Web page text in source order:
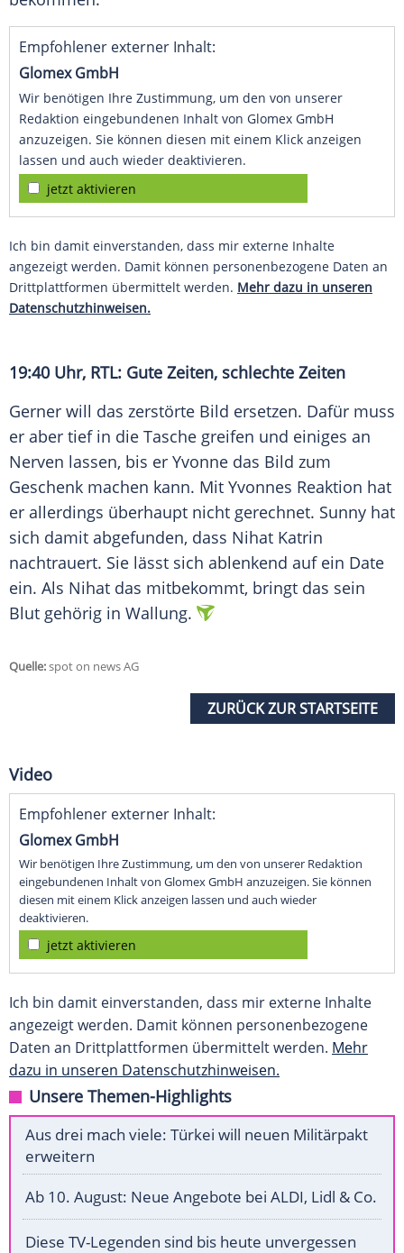
Empfohlener externer Inhalt:
Glomex GmbH
Wir benötigen Ihre Zustimmung, um den von unserer
Redaktion eingebundenen Inhalt von Glomex GmbH
anzuzeigen. Sie können diesen mit einem Klick anzeigen
lassen und auch wieder deaktivieren.
jetzt aktivieren
Ich bin damit einverstanden, dass mir externe Inhalte
angezeigt werden. Damit können personenbezogene Daten an
Drittplattformen übermittelt werden. Mehr dazu in unseren
Datenschutzhinweisen.
19:40 Uhr, RTL: Gute Zeiten, schlechte Zeiten
Gerner will das zerstörte Bild ersetzen. Dafür muss
er aber tief in die Tasche greifen und einiges an
Nerven lassen, bis er Yvonne das Bild zum
Geschenk machen kann. Mit Yvonnes Reaktion hat
er allerdings überhaupt nicht gerechnet. Sunny hat
sich damit abgefunden, dass Nihat Katrin
nachtrauert. Sie lässt sich ablenkend auf ein Date
ein. Als Nihat das mitbekommt, bringt das sein
Blut gehörig in Wallung.
Quelle:spot on news AG
ZURÜCK ZUR STARTSEITE
Video
Empfohlener externer Inhalt:
Glomex GmbH
Wir benötigen Ihre Zustimmung, um den von unserer Redaktion
eingebundenen Inhalt von Glomex GmbH anzuzeigen. Sie können
diesen mit einem Klick anzeigen lassen und auch wieder
deaktivieren.
jetzt aktivieren
Ich bin damit einverstanden, dass mir externe Inhalte
angezeigt werden. Damit können personenbezogene
Daten an Drittplattformen übermittelt werden. Mehr
dazu in unseren Datenschutzhinweisen.
Unsere Themen-Highlights
Aus drei mach viele: Türkei will neuen Militärpakt
erweitern
Ab 10. August: Neue Angebote bei ALDI, Lidl & Co.
Diese TV-Legenden sind bis heute unvergessen